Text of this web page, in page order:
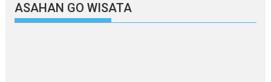
ASAHAN GO WISATA